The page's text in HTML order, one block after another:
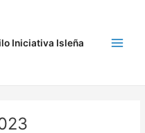
Iniciativa Isleña